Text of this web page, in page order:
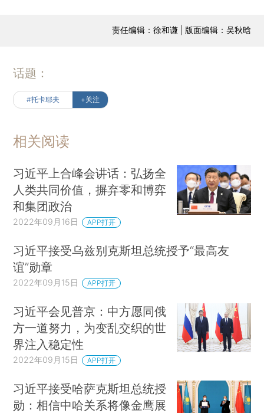
责任编辑：徐和谦 | 版面编辑：吴秋晗
话题：
#托卡耶夫 +关注
相关阅读
习近平上合峰会讲话：弘扬全
人类共同价值，摒弃零和博弈
和集团政治
2022年09月16日 APP打开
习近平接受乌兹别克斯坦总统授予“最高友
谊”勋章
2022年09月15日 APP打开
习近平会见普京：中方愿同俄
方一道努力，为变乱交织的世
界注入稳定性
2022年09月15日 APP打开
习近平接受哈萨克斯坦总统授
勋：相信中哈关系将像金鹰展